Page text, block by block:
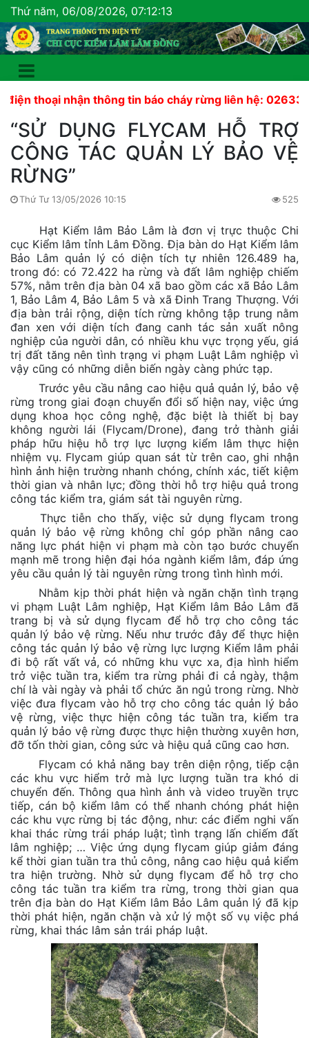
Thứ năm, 06/08/2026, 07:12:14
nhận thông tin báo cháy rừng liên hệ: 02633 822
“SỬ DỤNG FLYCAM HỖ TRỢ
CÔNG TÁC QUẢN LÝ BẢO VỆ
RỪNG”
Thứ Tư 13/05/2026 10:15 525
Hạt Kiểm lâm Bảo Lâm là đơn vị trực thuộc Chi
cục Kiểm lâm tỉnh Lâm Đồng. Địa bàn do Hạt Kiểm lâm
Bảo Lâm quản lý có diện tích tự nhiên 126.489 ha,
trong đó: có 72.422 ha rừng và đất lâm nghiệp chiếm
57%, nằm trên địa bàn 04 xã bao gồm các xã Bảo Lâm
1, Bảo Lâm 4, Bảo Lâm 5 và xã Đinh Trang Thượng. Với
địa bàn trải rộng, diện tích rừng không tập trung nằm
đan xen với diện tích đang canh tác sản xuất nông
nghiệp của người dân, có nhiều khu vực trọng yếu, giá
trị đất tăng nên tình trạng vi phạm Luật Lâm nghiệp vì
vậy cũng có những diễn biến ngày càng phức tạp.
Trước yêu cầu nâng cao hiệu quả quản lý, bảo vệ
rừng trong giai đoạn chuyển đổi số hiện nay, việc ứng
dụng khoa học công nghệ, đặc biệt là thiết bị bay
không người lái (Flycam/Drone), đang trở thành giải
pháp hữu hiệu hỗ trợ lực lượng kiểm lâm thực hiện
nhiệm vụ. Flycam giúp quan sát từ trên cao, ghi nhận
hình ảnh hiện trường nhanh chóng, chính xác, tiết kiệm
thời gian và nhân lực; đồng thời hỗ trợ hiệu quả trong
công tác kiểm tra, giám sát tài nguyên rừng.
Thực tiễn cho thấy, việc sử dụng flycam trong
quản lý bảo vệ rừng không chỉ góp phần nâng cao
năng lực phát hiện vi phạm mà còn tạo bước chuyển
mạnh mẽ trong hiện đại hóa ngành kiểm lâm, đáp ứng
yêu cầu quản lý tài nguyên rừng trong tình hình mới.
Nhằm kịp thời phát hiện và ngăn chặn tình trạng
vi phạm Luật Lâm nghiệp, Hạt Kiểm lâm Bảo Lâm đã
trang bị và sử dụng flycam để hỗ trợ cho công tác
quản lý bảo vệ rừng. Nếu như trước đây để thực hiện
công tác quản lý bảo vệ rừng lực lượng Kiểm lâm phải
đi bộ rất vất vả, có những khu vực xa, địa hình hiểm
trở việc tuần tra, kiểm tra rừng phải đi cả ngày, thậm
chí là vài ngày và phải tổ chức ăn ngủ trong rừng. Nhờ
việc đưa flycam vào hỗ trợ cho công tác quản lý bảo
vệ rừng, việc thực hiện công tác tuần tra, kiểm tra
quản lý bảo vệ rừng được thực hiện thường xuyên hơn,
đỡ tốn thời gian, công sức và hiệu quả cũng cao hơn.
Flycam có khả năng bay trên diện rộng, tiếp cận
các khu vực hiểm trở mà lực lượng tuần tra khó di
chuyển đến. Thông qua hình ảnh và video truyền trực
tiếp, cán bộ kiểm lâm có thể nhanh chóng phát hiện
các khu vực rừng bị tác động, như: các điểm nghi vấn
khai thác rừng trái pháp luật; tình trạng lấn chiếm đất
lâm nghiệp; … Việc ứng dụng flycam giúp giảm đáng
kể thời gian tuần tra thủ công, nâng cao hiệu quả kiểm
tra hiện trường. Nhờ sử dụng flycam để hỗ trợ cho
công tác tuần tra kiểm tra rừng, trong thời gian qua
trên địa bàn do Hạt Kiểm lâm Bảo Lâm quản lý đã kịp
thời phát hiện, ngăn chặn và xử lý một số vụ việc phá
rừng, khai thác lâm sản trái pháp luật.